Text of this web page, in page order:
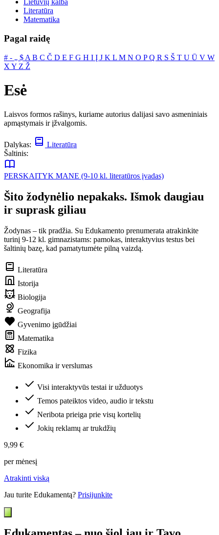
Lietuvių kalba
Literatūra
Matematika
Pagal raidę
# ‐ „ $ A B C Č D E F G H I Į J K L M N O PQ R S Š T U Ū V W
X Y Z Ž
Esė
Laisvos formos rašinys, kuriame autorius dalijasi savo asmeniniais
apmąstymais ir įžvalgomis.
Dalykas:
Literatūra
Šaltinis:
PERSKAITYK MANE (9-10 kl. literatūros įvadas)
Šito žodynėlio nepakaks. Išmok daugiau
ir suprask giliau
Žodynas – tik pradžia. Su Edukamento prenumerata atrakinkite
turinį 9-12 kl. gimnazistams: pamokas, interaktyvius testus bei
šaltinių bazę, kad pamatytumėte pilną vaizdą.
Literatūra
Istorija
Biologija
Geografija
Gyvenimo įgūdžiai
Matematika
Fizika
Ekonomika ir verslumas
Visi interaktyvūs testai ir užduotys
Temos pateiktos video, audio ir tekstu
Neribota prieiga prie visų kortelių
Jokių reklamų ar trukdžių
9,99 €
per mėnesį
Atrakinti viską
Jau turite Edukamentą? Prisijunkite